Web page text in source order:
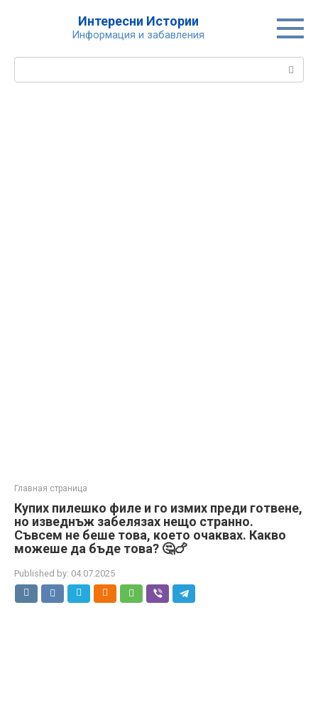
Интересни Истории
Информация и забавления
Search:
Главная страница
Купих пилешко филе и го измих преди готвене,
но изведнъж забелязах нещо странно.
Съвсем не беше това, което очаквах. Какво
можеше да бъде това? 🤔🍗
Published by: 04.07.2025